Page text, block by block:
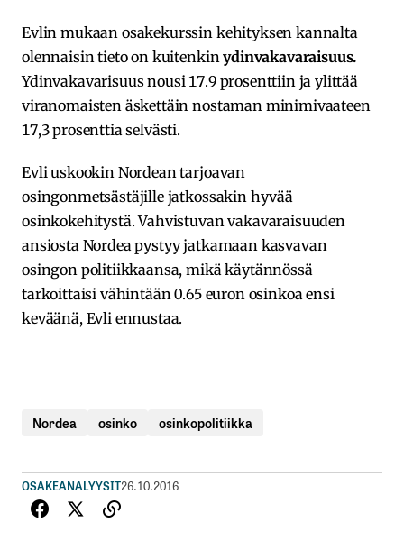
Evlin mukaan osakekurssin kehityksen kannalta
olennaisin tieto on kuitenkinydinvakavaraisuus.
Ydinvakavarisuusnousi 17.9 prosenttiin ja ylittää
viranomaisten äskettäin nostaman minimivaateen
17,3 prosenttia selvästi.
Evli uskookin Nordean tarjoavan
osingonmetsästäjille jatkossakin hyvää
osinkokehitystä. Vahvistuvan vakavaraisuuden
ansiosta Nordea pystyy jatkamaan kasvavan
osingon politiikkaansa, mikä käytännössä
tarkoittaisi vähintään 0.65 euron osinkoa ensi
keväänä, Evli ennustaa.
Nordea osinko osinkopolitiikka
OSAKEANALYYSIT26.10.2016